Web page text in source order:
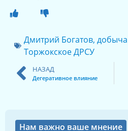
Дмитрий Богатов,
Торжокское ДРСУ
НАЗАД
Дегеративное влияние
Нам важно ваше мнение